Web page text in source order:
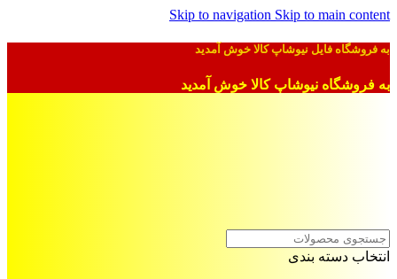
Skip to navigation Skip to main content
به فروشگاه فایل نیوشاپ کالا خوش آمدید
به فروشگاه نیوشاپ کالا خوش آمدید
انتخاب دسته بندی